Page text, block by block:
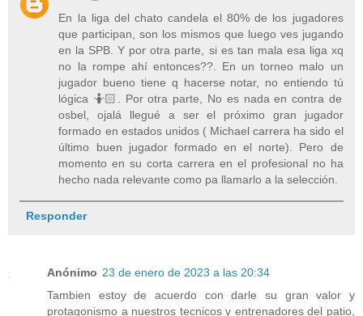
En la liga del chato candela el 80% de los jugadores
que participan, son los mismos que luego ves jugando
en la SPB. Y por otra parte, si es tan mala esa liga xq
no la rompe ahí entonces??. En un torneo malo un
jugador bueno tiene q hacerse notar, no entiendo tú
lógica 🤷🏻. Por otra parte, No es nada en contra de
osbel, ojalá llegué a ser el próximo gran jugador
formado en estados unidos ( Michael carrera ha sido el
último buen jugador formado en el norte). Pero de
momento en su corta carrera en el profesional no ha
hecho nada relevante como pa llamarlo a la selección.
Responder
Anónimo 23 de enero de 2023 a las 20:34
Tambien estoy de acuerdo con darle su gran valor y
protagonismo a nuestros tecnicos y entrenadores del patio,